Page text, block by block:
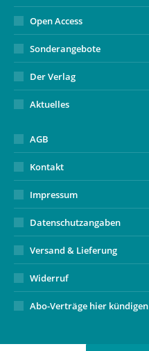
Open Access
Sonderangebote
Der Verlag
Aktuelles
AGB
Kontakt
Impressum
Datenschutzangaben
Versand & Lieferung
Widerruf
Abo-Verträge hier kündigen